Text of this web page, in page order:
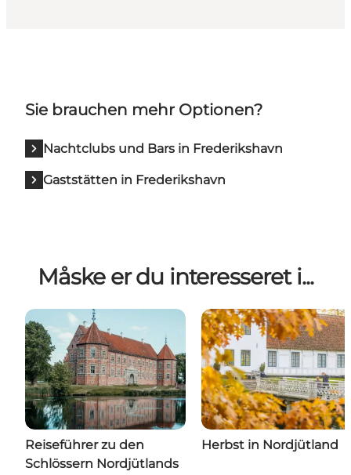
Sie brauchen mehr Optionen?
Nachtclubs und Bars in Frederikshavn
Gaststätten in Frederikshavn
Måske er du interesseret i...
Reiseführer zu den
Schlössern Nordjütlands
Herbst in Nordjütland